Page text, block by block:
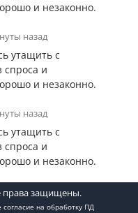
и незаконно.
назад
утащить с
спроса и
и незаконно.
назад
утащить с
спроса и
и незаконно.
права защищены.
согласие на обработку ПД